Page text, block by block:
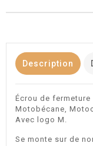
Description
Écrou de
Motobécane,
Avec logo M.
Se monte sur de